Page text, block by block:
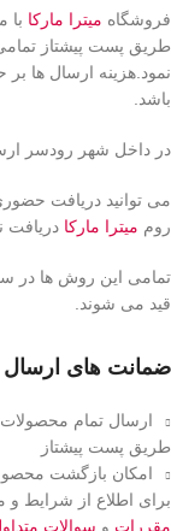
فروشگاه میترا مارکا با
طریق پست پیشتاز
نمود.هزینه ارسال ها
باشد.
در داخل شهر رودسر
می توانید دریافت
روم میترا مارکا دریافت
تمامی این روش ها در
قید می شوند.
ضمانت های ارسال
ارسال تمام
طریق پست پیشتاز
امکان بازگشت
برای اطلاع از شرایط
مقررات و سوالات